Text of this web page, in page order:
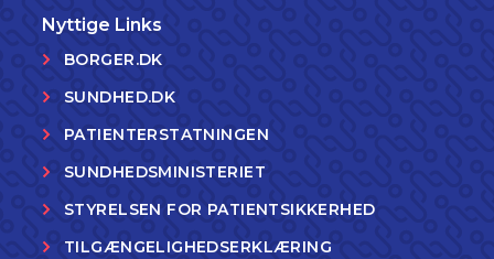
Nyttige Links
BORGER.DK
SUNDHED.DK
PATIENTERSTATNINGEN
SUNDHEDSMINISTERIET
STYRELSEN FOR PATIENTSIKKERHED
TILGÆNGELIGHEDSERKLÆRING